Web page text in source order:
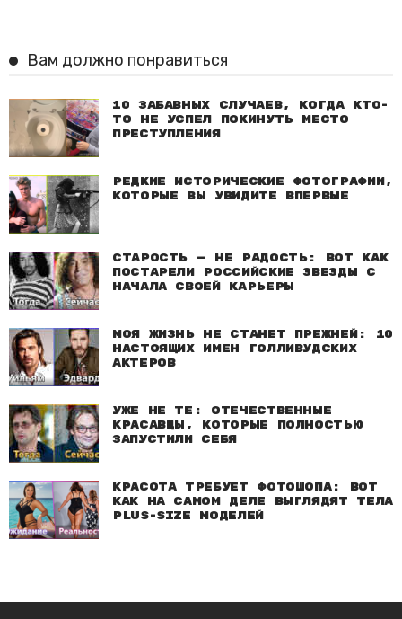
Вам должно понравиться
10 забавных случаев, когда кто-
то не успел покинуть место
преступления
Редкие исторические фотографии,
которые вы увидите впервые
Старость — не радость: Вот как
постарели российские звезды с
начала своей карьеры
Моя жизнь не станет прежней: 10
настоящих имен голливудских
актеров
Уже не те: Отечественные
красавцы, которые полностью
запустили себя
Красота требует фотошопа: Вот
как на самом деле выглядят тела
plus-size моделей